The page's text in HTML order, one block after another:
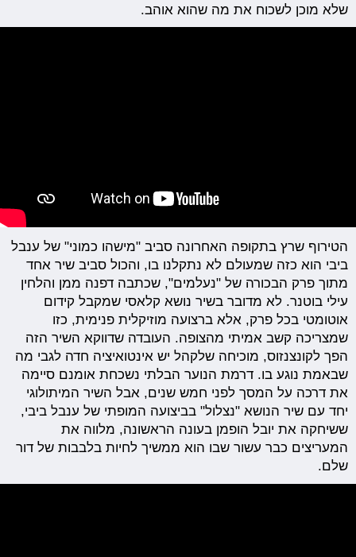
שלא מוכן לשכוח את מה שהוא אוהב.
הטירוף שרץ בתקופה האחרונה סביב "מישהו כמוני" של ענבל
ביבי הוא כזה שמעולם לא נתקלנו בו, והכול סביב שיר אחד
מתוך פרק הבכורה של "נעלמים", שכתבה דפנה ממן והלחין
עילי בוטנר. לא מדובר בשיר נושא קלאסי שמקבל קידום
אוטומטי בכל פרק, אלא ברצועה מוזיקלית פנימית, כזו
שמצריכה קשב אמיתי מהצופה. העובדה שדווקא השיר הזה
הפך לקונצנזוס, מוכיחה שלקהל יש אינטואיציה חדה לגבי מה
שבאמת נוגע בו. דרמת הנוער הבלתי נשכחת אומנם סיימה
את דרכה על המסך לפני חמש שנים, אבל השיר המיתולוגי
יחד עם שיר הנושא "נצלול" בביצועה המופתי של ענבל ביבי,
ששיחקה את יובל הופמן בעונה הראשונה, מלווה את
המעריצים כבר עשור שבו הוא ממשיך לחיות בלבבות של דור
שלם.